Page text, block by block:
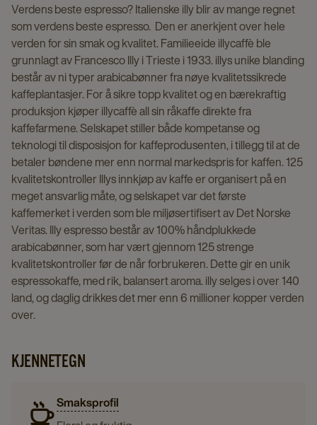
Verdens beste espresso? Italienske illy blir av mange regnet
som verdens beste espresso. Den er anerkjent over hele
verden for sin smak og kvalitet. Familieeide illycaffè ble
grunnlagt av Francesco Illy i Trieste i 1933. illys unike blanding
består av ni typer arabicabønner fra nøye kvalitetssikrede
kaffeplantasjer. For å sikre topp kvalitet og en bærekraftig
produksjon kjøper illycaffè all sin råkaffe direkte fra
kaffefarmene. Selskapet stiller både kompetanse og
teknologi til disposisjon for kaffeprodusenten, i tillegg til at de
betaler bøndene mer enn normal markedspris for kaffen. 125
kvalitetskontroller Illys innkjøp av kaffe er organisert på en
meget ansvarlig måte, og selskapet var det første
kaffemerket i verden som ble miljøsertifisert av Det Norske
Veritas. Illy espresso består av 100% håndplukkede
arabicabønner, som har vært gjennom 125 strenge
kvalitetskontroller før de når forbrukeren. Dette gir en unik
espressokaffe, med rik, balansert aroma. illy selges i over 140
land, og daglig drikkes det mer enn 6 millioner kopper verden
over.
KJENNETEGN
Smaksprofil